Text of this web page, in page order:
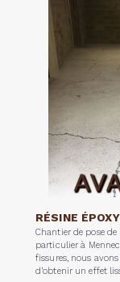
RÉSINE ÉPOXY
Chantier de pose
particulier à
fissures, nous
d’obtenir un effet